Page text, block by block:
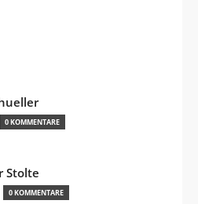
0 KOMMENTARE
Stolte
0 KOMMENTARE